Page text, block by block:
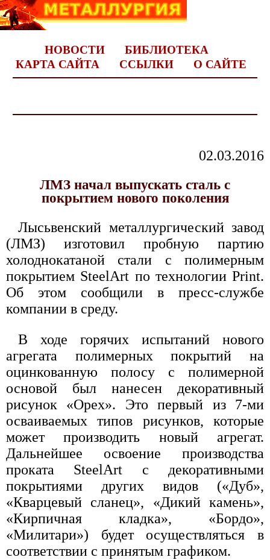
НОВОСТИ
БИБЛИОТЕКА
КАРТА САЙТА
ССЫЛКИ О САЙТЕ
02.03.2016
ЛМЗ начал выпускать сталь с
покрытием нового поколения
Лысьвенский металлургический завод
(ЛМЗ) изготовил пробную партию
холоднокатаной стали с полимерным
покрытием SteelArt по технологии Print.
Об этом сообщили в пресс-службе
компании в среду.
В ходе горячих испытаний нового
агрегата полимерных покрытий на
оцинкованную полосу с полимерной
основой был нанесен декоративный
рисунок «Орех». Это первый из 7-ми
осваиваемых типов рисунков, которые
может производить новый агрегат.
Дальнейшее освоение производства
проката SteelArt с декоративными
покрытиями других видов («Дуб»,
«Кварцевый сланец», «Дикий камень»,
«Кирпичная кладка», «Бордо»,
«Милитари») будет осуществляться в
соответствии с принятым графиком.